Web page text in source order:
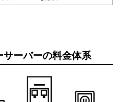
ーバーの料金体系